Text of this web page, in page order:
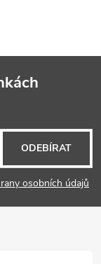
osobních údajů
ODEBÍRAT